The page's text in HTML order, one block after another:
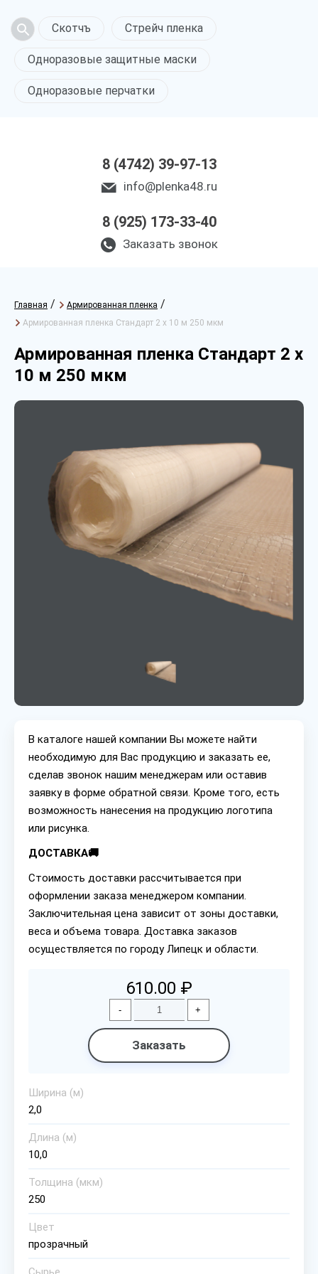
Скотчъ Стрейч пленка
Одноразовые защитные маски
Одноразовые перчатки
8 (4742) 39-97-13
info@plenka48.ru
8 (925) 173-33-40
Заказать звонок
Главная / Армированная пленка /
Армированная пленка Стандарт 2 х 10 м 250 мкм
Армированная пленка Стандарт 2 х
10 м 250 мкм
В каталоге нашей компании Вы можете найти
необходимую для Вас продукцию и заказать ее,
сделав звонок нашим менеджерам или оставив
заявку в форме обратной связи. Кроме того, есть
возможность нанесения на продукцию логотипа
или рисунка.
ДОСТАВКА🚚
Стоимость доставки рассчитывается при
оформлении заказа менеджером компании.
Заключительная цена зависит от зоны доставки,
веса и объема товара. Доставка заказов
осуществляется по городу Липецк и области.
610.00 ₽
- +
Заказать
Ширина (м)
2,0
Длина (м)
10,0
Толщина (мкм)
250
Цвет
прозрачный